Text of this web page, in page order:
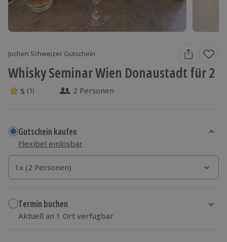
Jochen Schweizer Gutschein
Whisky Seminar Wien Donaustadt für 2
5 Sterne von 5 aus 1 Bewertungen
5 (1) 2 Personen
Gutschein kaufen
Flexibel einlösbar
1x (2 Personen)
1x (2 Personen)
1x (2 Personen)
Termin buchen
Aktuell an 1 Ort verfügbar